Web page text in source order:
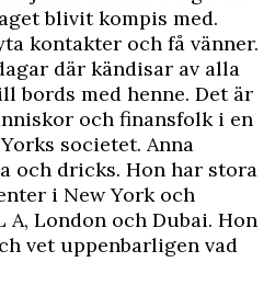
blivit kompis med.
kontakter och få vänner.
där kändisar av alla
bords med henne. Det är
och finansfolk i en
societet. Anna
och dricks. Hon har stora
i New York och
London och Dubai. Hon
vet uppenbarligen vad